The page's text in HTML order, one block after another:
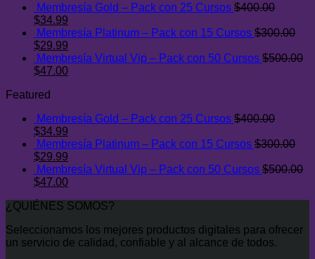
Membresía Gold – Pack con 25 Cursos $400.00
El
precio
original
era:
$400.00.
$34.99
precio
es:
$34.99.
Membresía Platinum – Pack con 15 Cursos $300.00
El
precio
original
$300.00.
$29.99
precio
actual
Membresía Virtual Vip – Pack con 50 Cursos $500.00
El
original
$500.00.
$47.00El
$47.00.
Featured
Membresía Gold – Pack con 25 Cursos $400.00
El
precio
original
era:
$400.00.
$34.99
precio
es:
$34.99.
Membresía Platinum – Pack con 15 Cursos $300.00
El
precio
original
$300.00.
$29.99
precio
actual
$29.99.
Membresía Virtual Vip – Pack con 50 Cursos $500.00
El
original
$500.00.
$47.00El
actual
$47.00.
¿QUIÉNES SOMOS?
Seleccionamos los mejores productos digitales para ofrecer
un servicio de calidad, confiable y al alcance de todos.